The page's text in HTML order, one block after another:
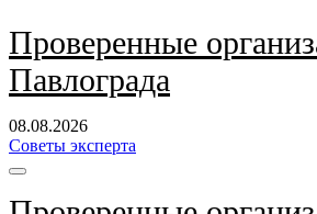
Перейти
к
содержанию
Проверенные
Павлограда
08.08.2026
Советы эксперта